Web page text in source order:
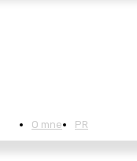
O mne PR